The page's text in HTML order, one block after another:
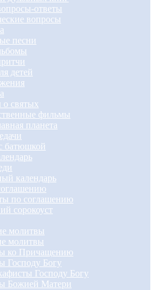
ответы
вопросы
песни
детей
святых
фильмы
планета
батюшкой
календарь
по соглашению
сорокоуст
молитвы
молитвы
ко Причащению
Господу Богу
Господу Богу
Божией Матери